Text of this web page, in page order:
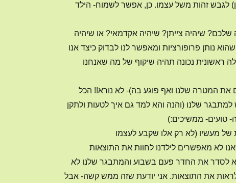
לגבש זהות משל עצמו. כן, אפשר לשמוח- הילד
שיהיה צייתן? שיהיה אקדמאי? או שיהיה
נותן פרופורציות ומאפשר לנו לבדוק כיצד אנו
ראשונית נכונה תהיה שיקוף של מה שאנחנו
את המטרה שלנו ואף פוגע בה)- לא נורא!! הכל
שלנו (והנה והא למד גם איך לטעות ולתקן
טועים- ממשיכים:)
של מעשיו (לא רק אלו שקבע לעצמו
לא מאפשרים לילדנו לחוות את התוצאות
לסדר את החדר פעם בשבוע והמתבגר שלנו לא
לראות את התוצאות. אני יודעת שזה ממש קשה- אבל